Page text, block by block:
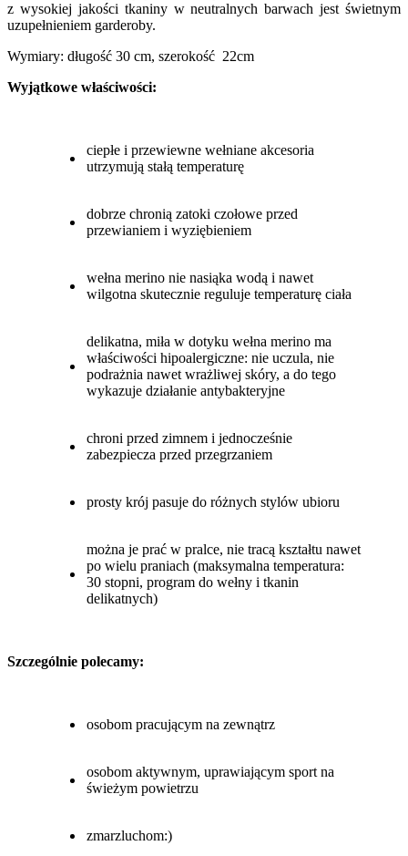
z wysokiej jakości tkaniny w neutralnych barwach jest świetnym
uzupełnieniem garderoby.
Wymiary: długość 30 cm, szerokość 22cm
Wyjątkowe właściwości:
ciepłe i przewiewne wełniane akcesoria
utrzymują stałą temperaturę
dobrze chronią zatoki czołowe przed
przewianiem i wyziębieniem
wełna merino nie nasiąka wodą i nawet
wilgotna skutecznie reguluje temperaturę ciała
delikatna, miła w dotyku wełna merino ma
właściwości hipoalergiczne: nie uczula, nie
podrażnia nawet wrażliwej skóry, a do tego
wykazuje działanie antybakteryjne
chroni przed zimnem i jednocześnie
zabezpiecza przed przegrzaniem
prosty krój pasuje do różnych stylów ubioru
można je prać w pralce, nie tracą kształtu nawet
po wielu praniach (maksymalna temperatura:
30 stopni, program do wełny i tkanin
delikatnych)
Szczególnie polecamy:
osobom pracującym na zewnątrz
osobom aktywnym, uprawiającym sport na
świeżym powietrzu
zmarzluchom:)